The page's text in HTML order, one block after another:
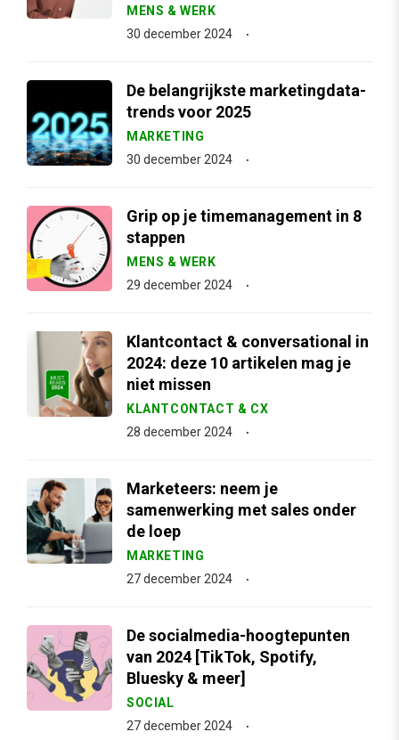
MENS & WERK
30 december 2024
De belangrijkste marketingdata-
trends voor 2025
MARKETING
30 december 2024
Grip op je timemanagement in 8
stappen
MENS & WERK
29 december 2024
Klantcontact & conversational in
2024: deze 10 artikelen mag je
niet missen
KLANTCONTACT & CX
28 december 2024
Marketeers: neem je
samenwerking met sales onder
de loep
MARKETING
27 december 2024
De socialmedia-hoogtepunten
van 2024 [TikTok, Spotify,
Bluesky & meer]
SOCIAL
27 december 2024